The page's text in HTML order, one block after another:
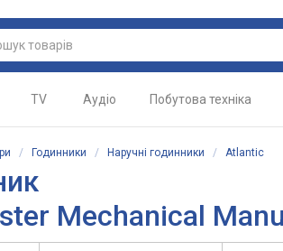
TV Аудіо Побутова техніка
/ Годинники / Наручні годинники / Atlantic
Mechanical